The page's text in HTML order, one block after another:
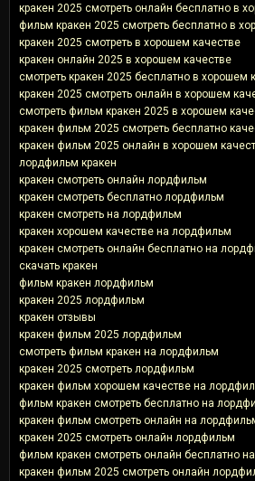
кракен 2025 смотреть онлайн бесплатно в
фильм кракен 2025 смотреть бесплатно в
кракен 2025 смотреть в хорошем качестве
кракен онлайн 2025 в хорошем качестве
смотреть кракен 2025 бесплатно в хорошем
кракен 2025 смотреть онлайн в хорошем
смотреть фильм кракен 2025 в хорошем
кракен фильм 2025 смотреть бесплатно
кракен фильм 2025 онлайн в хорошем
лордфильм кракен
кракен смотреть онлайн лордфильм
кракен смотреть бесплатно лордфильм
кракен смотреть на лордфильм
кракен хорошем качестве на лордфильм
кракен смотреть онлайн бесплатно на
скачать кракен
фильм кракен лордфильм
кракен 2025 лордфильм
кракен отзывы
кракен фильм 2025 лордфильм
смотреть фильм кракен на лордфильм
кракен 2025 смотреть лордфильм
кракен фильм хорошем качестве на
фильм кракен смотреть бесплатно на
кракен фильм смотреть онлайн на
кракен 2025 смотреть онлайн лордфильм
фильм кракен смотреть онлайн бесплатно
кракен фильм 2025 смотреть онлайн